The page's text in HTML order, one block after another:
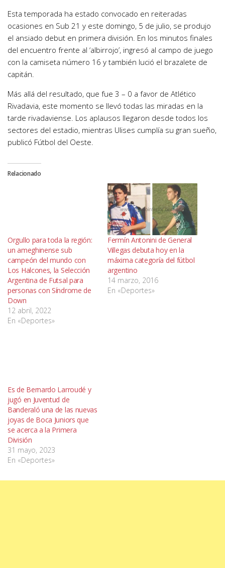
Esta temporada ha estado convocado en reiteradas
ocasiones en Sub 21 y este domingo, 5 de julio, se produjo
el ansiado debut en primera división. En los minutos finales
del encuentro frente al ‘albirrojo’, ingresó al campo de juego
con la camiseta número 16 y también lució el brazalete de
capitán.
Más allá del resultado, que fue 3 – 0 a favor de Atlético
Rivadavia, este momento se llevó todas las miradas en la
tarde rivadaviense. Los aplausos llegaron desde todos los
sectores del estadio, mientras Ulises cumplía su gran sueño,
publicó Fútbol del Oeste.
Relacionado
Orgullo para toda la región:
un ameghinense sub
campeón del mundo con
Los Halcones, la Selección
Argentina de Futsal para
personas con Síndrome de
Down
12 abril, 2022
En «Deportes»
Fermín Antonini de General
Villegas debuta hoy en la
máxima categoría del fútbol
argentino
14 marzo, 2016
En «Deportes»
Es de Bernardo Larroudé y
jugó en Juventud de
Banderaló una de las nuevas
joyas de Boca Juniors que
se acerca a la Primera
División
31 mayo, 2023
En «Deportes»